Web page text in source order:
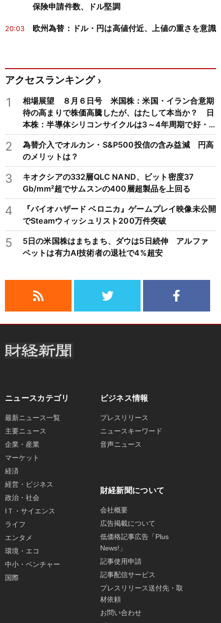
保険申請件数、ドル堅調
20:03 欧州為替：ドル・円は高値付近、上値の重さを意識
アクセスランキング
1
相場展望 ８月６日号 米国株：米国・イラン合意期
待の高まりで株価高騰したが、はたして本当か？ 日
本株：半導体シリコンサイクルは3～4年周期で好・
不況を繰り返すため注意
2
為替介入でオルカン・S&P500投信の含み益減 円高
のメリットは？
3
キオクシアの332層QLC NAND、ビット密度37
Gb/mm²超でサムスンの400層超製品を上回る
4
『バイオハザード ベロニカ』ゲームプレイ映像未公開
でSteamウィッシュリスト200万件突破
5
5日の米国株はまちまち、ダウは5日続伸 アルファ
ベットは有力AI技術者の退社で4%超安
ニュースカテゴリ
最新ニュース一覧
主要ニュース
企業・産業
マーケット
経済
経営・ビジネス
政治・社会
IＴ・サイエンス
ライフ
エンタメ
環境・エコ
中小・ベンチャー
国際
ビジネス情報
プレスリリース
ニュースキーワード
音声ニュース
財経新聞について
会社概要
広告掲載について
低価格記事広告「Plus
News!」
記事使用申請
記事配信サービス
プレスリリース送付先・取
材依頼
お問い合わせ